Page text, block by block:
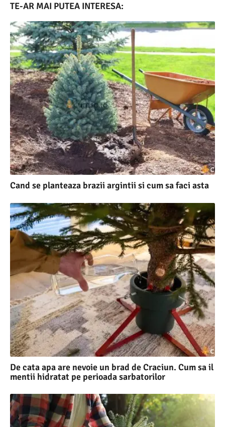
TE-AR MAI PUTEA INTERESA:
Cand se planteaza brazii argintii si cum sa faci asta
De cata apa are nevoie un brad de Craciun. Cum sa il
mentii hidratat pe perioada sarbatorilor